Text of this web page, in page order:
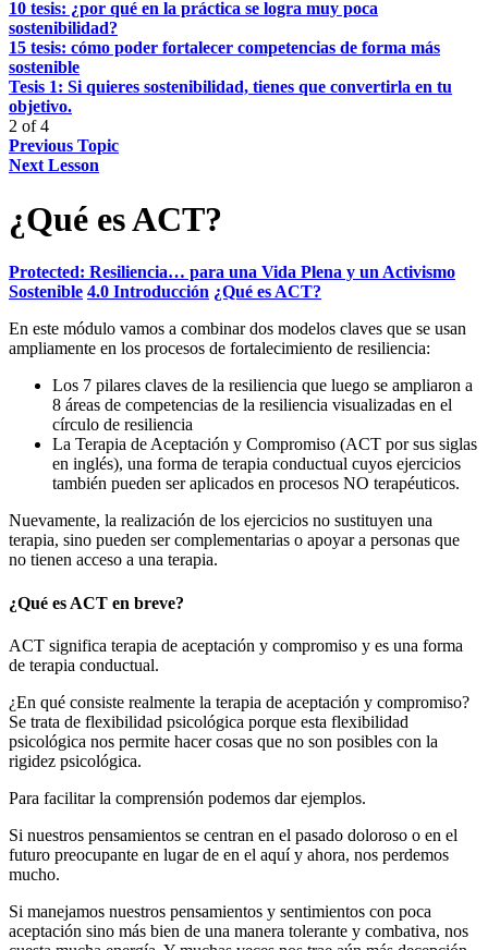
10 tesis: ¿por qué en la práctica se logra muy poca
sostenibilidad?
15 tesis: cómo poder fortalecer competencias de forma más
sostenible
Tesis 1: Si quieres sostenibilidad, tienes que convertirla en tu
objetivo.
2 of 4
Previous Topic
Next Lesson
¿Qué es ACT?
Protected: Resiliencia… para una Vida Plena y un Activismo
Sostenible 4.0 Introducción ¿Qué es ACT?
En este módulo vamos a combinar dos modelos claves que se usan
ampliamente en los procesos de fortalecimiento de resiliencia:
Los 7 pilares claves de la resiliencia que luego se ampliaron a
8 áreas de competencias de la resiliencia visualizadas en el
círculo de resiliencia
La Terapia de Aceptación y Compromiso (ACT por sus siglas
en inglés), una forma de terapia conductual cuyos ejercicios
también pueden ser aplicados en procesos NO terapéuticos.
Nuevamente, la realización de los ejercicios no sustituyen una
terapia, sino pueden ser complementarias o apoyar a personas que
no tienen acceso a una terapia.
¿Qué es ACT en breve?
ACT significa terapia de aceptación y compromiso y es una forma
de terapia conductual.
¿En qué consiste realmente la terapia de aceptación y compromiso?
Se trata de flexibilidad psicológica porque esta flexibilidad
psicológica nos permite hacer cosas que no son posibles con la
rigidez psicológica.
Para facilitar la comprensión podemos dar ejemplos.
Si nuestros pensamientos se centran en el pasado doloroso o en el
futuro preocupante en lugar de en el aquí y ahora, nos perdemos
mucho.
Si manejamos nuestros pensamientos y sentimientos con poca
aceptación sino más bien de una manera tolerante y combativa, nos